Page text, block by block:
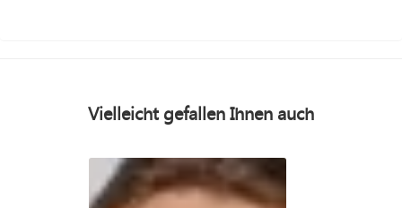
Vielleicht gefallen Ihnen auch